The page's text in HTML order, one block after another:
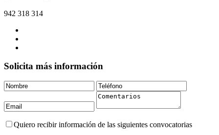
942 318 314
Solicita más información
Quiero recibir información de las siguientes convocatorias